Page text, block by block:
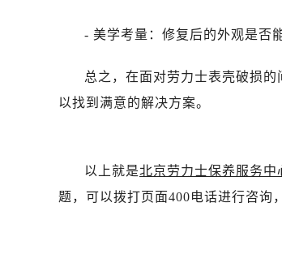
吉林省松原市宁江区
吉林省延边市延吉市
辽宁省鞍山市铁东区
辽宁省丹东市振兴区
辽宁省抚顺市新抚区
辽宁省锦州市古塔区
- 美学考量：修复后的外观是否
总之，在面对劳力士表壳破损
以找到满意的解决方案。
以上就是北京劳力士保养服务中
题，可以拨打页面400电话进行咨询